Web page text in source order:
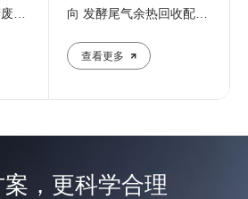
水
向 发酵尾气余热回收配套
查看更多
，更科学合理